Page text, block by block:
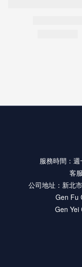
服務時間：
客
公司地址：新北
Gen Fu
Gen Yei